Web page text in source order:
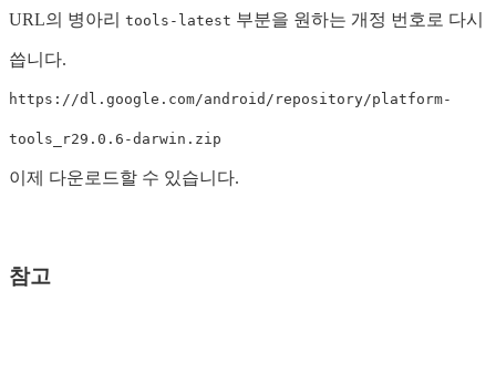
URL의 병아리 tools-latest 부분을 원하는 개정 번호로 다시
씁니다.
https://dl.google.com/android/repository/platform-
tools_r29.0.6-darwin.zip
이제 다운로드할 수 있습니다.
참고